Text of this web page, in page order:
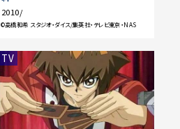
2010/
©高橋和希 スタジオ・ダイス/集英社・テレビ東京・NAS
TV